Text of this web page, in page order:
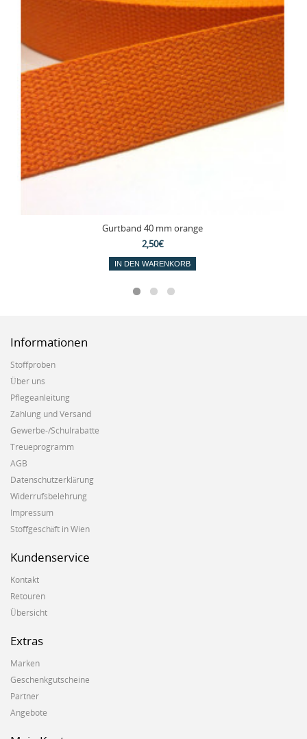
Gurtband 40 mm orange
2,50€
IN DEN WARENKORB
Informationen
Stoffproben
Über uns
Pflegeanleitung
Zahlung und Versand
Gewerbe-/Schulrabatte
Treueprogramm
AGB
Datenschutzerklärung
Widerrufsbelehrung
Impressum
Stoffgeschäft in Wien
Kundenservice
Kontakt
Retouren
Übersicht
Extras
Marken
Geschenkgutscheine
Partner
Angebote